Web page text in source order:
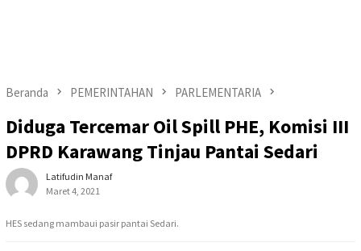
Beranda PEMERINTAHAN PARLEMENTARIA
Diduga Tercemar Oil Spill PHE, Komisi III
DPRD Karawang Tinjau Pantai Sedari
Latifudin Manaf
Maret 4, 2021
HES sedang mambaui pasir pantai Sedari.